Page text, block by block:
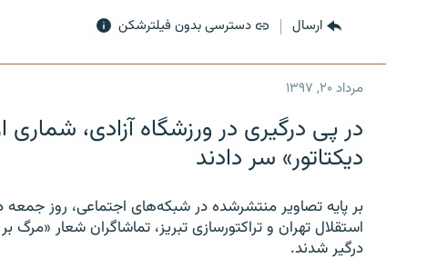
ارسال دسترسی بدون فیلترشکن
مرداد ۲۰, ۱۳۹۷
در پی درگیری در ورزشگاه آزادی، شماری
دیکتاتور» سر دادند
بر پایه تصاویر منتشرشده در شبکه‌های اجتماعی، روز جمعه
استقلال تهران و تراکتورسازی تبریز، تماشاگران شعار «مرگ
درگیر شدند.